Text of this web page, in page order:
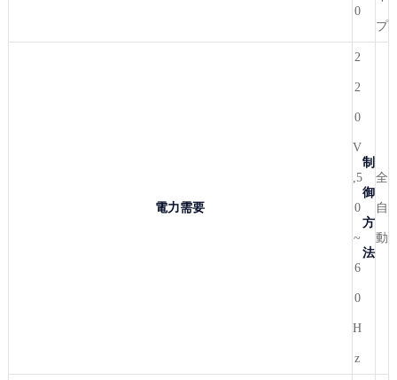
0
プ
電力需要
2
2
0
V
,5
0
~
6
0
H
z
制
御
方
法
全
自
動